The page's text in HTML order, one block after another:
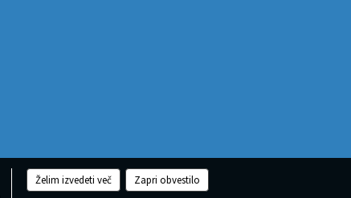
Želim izvedeti več Zapri obvestilo